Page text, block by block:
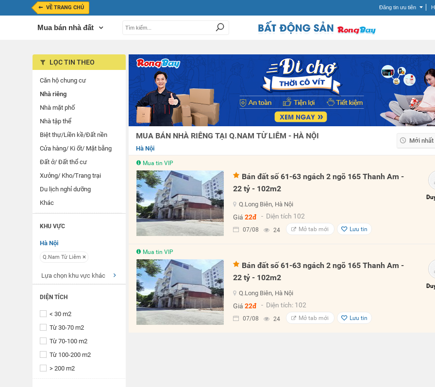
VỀ TRANG CHỦ Đăng tin ưu tiên
Mua bán nhà đất
LỌC TIN THEO
Căn hộ chung cư
Nhà riêng
Nhà mặt phố
Nhà tập thể
Biệt thự/Liền kề/Đất nền
Cửa hàng/ Ki ốt/ Mặt bằng
Đất ở/ Đất thổ cư
Xưởng/ Kho/Trang trại
Du lịch nghỉ dưỡng
Khác
KHU VỰC
Hà Nội
Q.Nam Từ Liêm
Lựa chọn khu vực khác
DIỆN TÍCH
< 30 m2
Từ 30-70 m2
Từ 70-100 m2
Từ 100-200 m2
> 200 m2
MUA BÁN NHÀ RIÊNG TẠI Q.NAM TỪ LIÊM - HÀ NỘI
Hà Nội
Mới nhất
Giá tăng
Giá
Mua tin VIP
Bán đất số 61-63 ngách 2 ngõ 165 Thanh Am -
22 tỷ - 102m2
Q.Long Biên, Hà Nội
Giá 22đ - Diện tích 102
07/08 24 Mở tab mới Lưu tin
Mua tin VIP
Bán đất số 61-63 ngách 2 ngõ 165 Thanh Am -
22 tỷ - 102m2
Q.Long Biên, Hà Nội
Giá 22đ - Diện tích: 102
07/08 24 Mở tab mới Lưu tin